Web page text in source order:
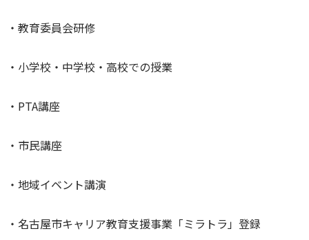
・教育委員会研修
・小学校・中学校・高校での授業
・PTA講座
・市民講座
・地域イベント講演
・名古屋市キャリア教育支援事業「ミラトラ」登録